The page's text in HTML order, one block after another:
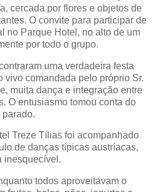
cercada por flores e objetos de
O convite para participar de
no Parque Hotel, no alto de um
por todo o grupo.
uma verdadeira festa
vivo comandada pelo próprio Sr.
muita dança e integração entre
O entusiasmo tomou conta do
Treze Tílias foi acompanhado
de danças típicas austríacas,
inesquecível.
todos aproveitavam o